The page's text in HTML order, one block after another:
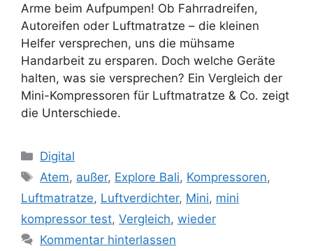
Arme beim Aufpumpen! Ob Fahrradreifen,
Autoreifen oder Luftmatratze – die kleinen
Helfer versprechen, uns die mühsame
Handarbeit zu ersparen. Doch welche Geräte
halten, was sie versprechen? Ein Vergleich der
Mini-Kompressoren für Luftmatratze & Co. zeigt
die Unterschiede.
Kategorien
Digital
Schlagwörter
Atem, außer, Explore Bali, Kompressoren,
Luftmatratze, Luftverdichter, Mini, mini
kompressor test, Vergleich, wieder
Kommentar hinterlassen